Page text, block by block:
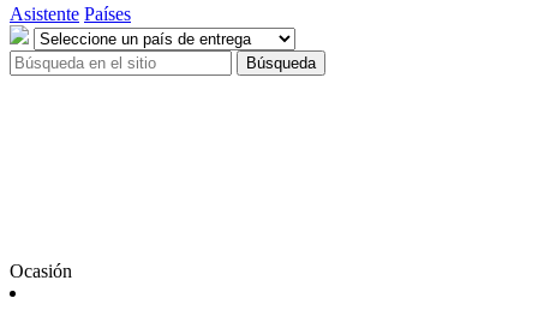
Asistente Países
Búsqueda
Ocasión